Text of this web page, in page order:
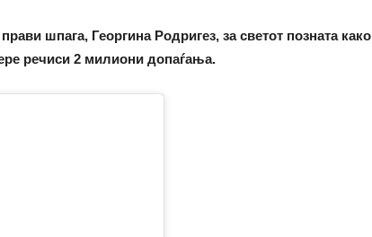
шпага, Георгина Родригез, за светот позната како
речиси 2 милиони допаѓања.